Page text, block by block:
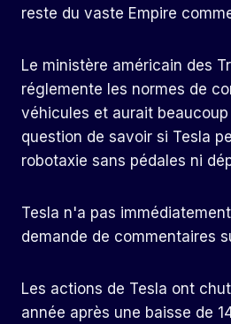
reste du vaste Empire
Le ministère américain des
réglemente les normes de
véhicules et aurait
question de savoir si Tesla
robotaxie sans pédales ni
Tesla n'a pas
demande de commentaires
Les actions de Tesla ont
année après une baisse de